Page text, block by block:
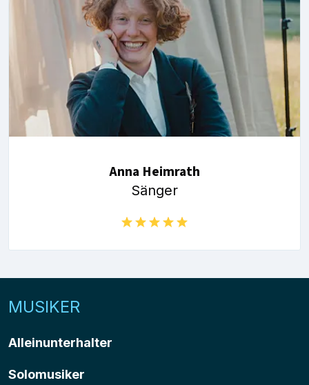
Anna Heimrath
Sänger
MUSIKER
Alleinunterhalter
Solomusiker